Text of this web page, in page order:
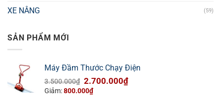
XE NÂNG (59)
SẢN PHẨM MỚI
Máy Đầm Thước Chạy Điện
3.500.000₫ Giá
gốc
2.700.000₫Giá
Giảm:800.000₫